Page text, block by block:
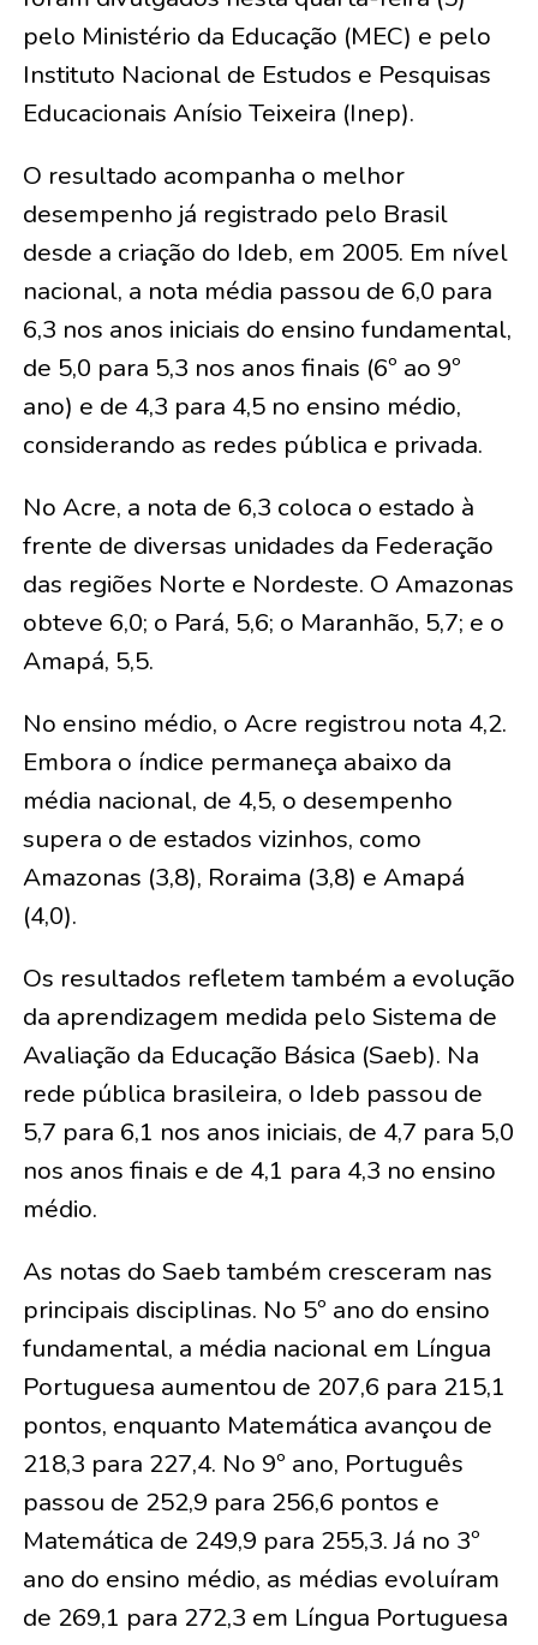
pelo Ministério da Educação (MEC) e pelo
Instituto Nacional de Estudos e Pesquisas
Educacionais Anísio Teixeira (Inep).
O resultado acompanha o melhor
desempenho já registrado pelo Brasil
desde a criação do Ideb, em 2005. Em nível
nacional, a nota média passou de 6,0 para
6,3 nos anos iniciais do ensino fundamental,
de 5,0 para 5,3 nos anos finais (6º ao 9º
ano) e de 4,3 para 4,5 no ensino médio,
considerando as redes pública e privada.
No Acre, a nota de 6,3 coloca o estado à
frente de diversas unidades da Federação
das regiões Norte e Nordeste. O Amazonas
obteve 6,0; o Pará, 5,6; o Maranhão, 5,7; e o
Amapá, 5,5.
No ensino médio, o Acre registrou nota 4,2.
Embora o índice permaneça abaixo da
média nacional, de 4,5, o desempenho
supera o de estados vizinhos, como
Amazonas (3,8), Roraima (3,8) e Amapá
(4,0).
Os resultados refletem também a evolução
da aprendizagem medida pelo Sistema de
Avaliação da Educação Básica (Saeb). Na
rede pública brasileira, o Ideb passou de
5,7 para 6,1 nos anos iniciais, de 4,7 para 5,0
nos anos finais e de 4,1 para 4,3 no ensino
médio.
As notas do Saeb também cresceram nas
principais disciplinas. No 5º ano do ensino
fundamental, a média nacional em Língua
Portuguesa aumentou de 207,6 para 215,1
pontos, enquanto Matemática avançou de
218,3 para 227,4. No 9º ano, Português
passou de 252,9 para 256,6 pontos e
Matemática de 249,9 para 255,3. Já no 3º
ano do ensino médio, as médias evoluíram
de 269,1 para 272,3 em Língua Portuguesa